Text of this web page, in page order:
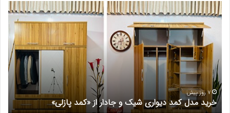
خرید
مدل
دیواری
شیک
جادار
از
«کمد
پازلی»
7 روز پیش
خرید مدل کمد دیواری شیک و جادار از «کمد پازلی»
در